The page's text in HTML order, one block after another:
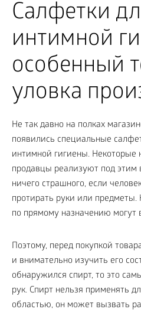
Салфетки
интимной
особенный
уловка
Не так давно на полках
появились специальные
интимной гигиены. Некоторые
продавцы реализуют под
ничего страшного, если
протирать руки или предметы.
по прямому назначению могут
Поэтому, перед покупкой
и внимательно изучить его
обнаружился спирт, то это
рук. Спирт нельзя применять
областью, он может вызвать